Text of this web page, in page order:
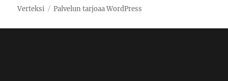
Verteksi Palvelun tarjoaa WordPress